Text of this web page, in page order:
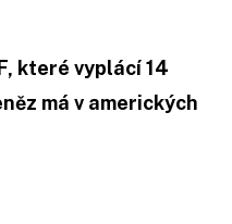
které vyplácí 14
má v amerických